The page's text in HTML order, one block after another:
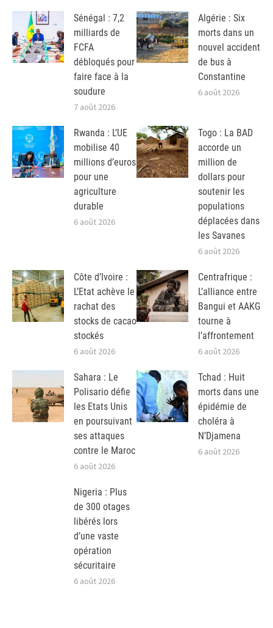
Sénégal : 7,2
milliards de
FCFA
débloqués pour
faire face à la
soudure
7 août 2026
Algérie : Six
morts dans un
nouvel accident
de bus à
Constantine
6 août 2026
Rwanda : L’UE
mobilise 40
millions d’euros
pour une
agriculture
durable
6 août 2026
Togo : La BAD
accorde un
million de
dollars pour
soutenir les
populations
déplacées dans
les Savanes
6 août 2026
Côte d’Ivoire :
L’Etat achève le
rachat des
stocks de cacao
stockés
6 août 2026
Centrafrique :
L’alliance entre
Bangui et AAKG
tourne à
l’affrontement
6 août 2026
Sahara : Le
Polisario défie
les Etats Unis
en poursuivant
ses attaques
contre le Maroc
6 août 2026
Tchad : Huit
morts dans une
épidémie de
choléra à
N’Djamena
6 août 2026
Nigeria : Plus
de 300 otages
libérés lors
d’une vaste
opération
sécuritaire
6 août 2026